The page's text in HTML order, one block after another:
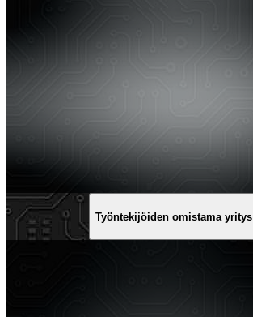
Työntekijöiden omistama yritys